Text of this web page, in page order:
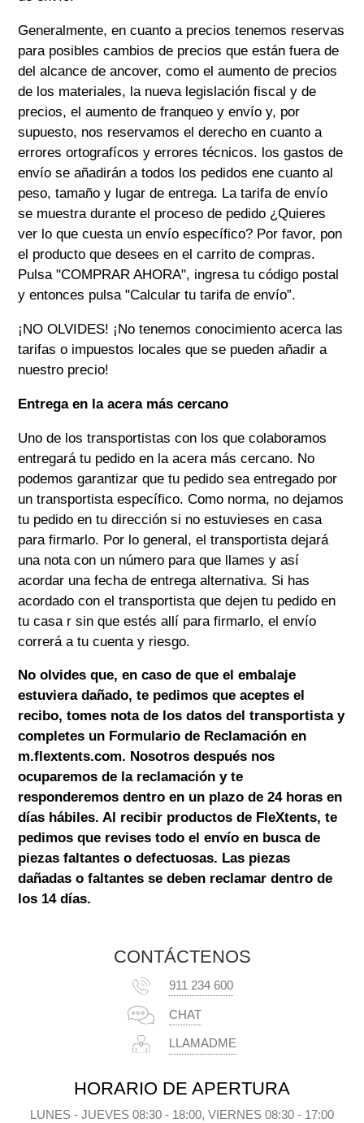
Generalmente, en cuanto a precios tenemos reservas
para posibles cambios de precios que están fuera de
del alcance de ancover, como el aumento de precios
de los materiales, la nueva legislación fiscal y de
precios, el aumento de franqueo y envío y, por
supuesto, nos reservamos el derecho en cuanto a
errores ortografícos y errores técnicos. los gastos de
envío se añadirán a todos los pedidos ene cuanto al
peso, tamaño y lugar de entrega. La tarifa de envío
se muestra durante el proceso de pedido ¿Quieres
ver lo que cuesta un envío específico? Por favor, pon
el producto que desees en el carrito de compras.
Pulsa "COMPRAR AHORA", ingresa tu código postal
y entonces pulsa "Calcular tu tarifa de envío”.
¡NO OLVIDES! ¡No tenemos conocimiento acerca las
tarifas o impuestos locales que se pueden añadir a
nuestro precio!
Entrega en la acera más cercano
Uno de los transportistas con los que colaboramos
entregará tu pedido en la acera más cercano. No
podemos garantizar que tu pedido sea entregado por
un transportista específico. Como norma, no dejamos
tu pedido en tu dirección si no estuvieses en casa
para firmarlo. Por lo general, el transportista dejará
una nota con un número para que llames y así
acordar una fecha de entrega alternativa. Si has
acordado con el transportista que dejen tu pedido en
tu casa r sin que estés allí para firmarlo, el envío
correrá a tu cuenta y riesgo.
No olvides que, en caso de que el embalaje
estuviera dañado, te pedimos que aceptes el
recibo, tomes nota de los datos del transportista y
completes un Formulario de Reclamación en
m.flextents.com. Nosotros después nos
ocuparemos de la reclamación y te
responderemos dentro en un plazo de 24 horas en
días hábiles. Al recibir productos de FleXtents, te
pedimos que revises todo el envío en busca de
piezas faltantes o defectuosas. Las piezas
dañadas o faltantes se deben reclamar dentro de
los 14 días.
CONTÁCTENOS
911 234 600
CHAT
LLAMADME
HORARIO DE APERTURA
LUNES - JUEVES 08:30 - 18:00, VIERNES 08:30 - 17:00